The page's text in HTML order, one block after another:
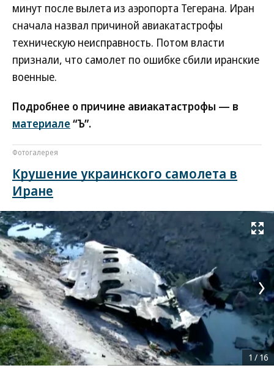
минут после вылета из аэропорта Тегерана. Иран
сначала назвал причиной авиакатастрофы
техническую неисправность. Потом власти
признали, что самолет по ошибке сбили иранские
военные.
Подробнее о причине авиакатастрофы — в
материале “Ъ”.
Фотогалерея
Крушение украинского самолета в
Иране
Развернуть
1 / 16